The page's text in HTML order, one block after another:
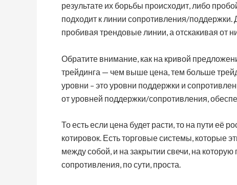
результате их борьбы происходит, либо
подходит к линии сопротивления/поддержки.
пробивая трендовые линии, а отскакивая от
Обратите внимание, как на кривой
трейдинга — чем выше цена, тем больше
уровни – это уровни поддержки и
от уровней поддержки/сопротивления,
То есть если цена будет расти, то на пути её
котировок. Есть торговые системы, которые
между собой, и на закрытии свечи, на
сопротивления, по сути, проста.